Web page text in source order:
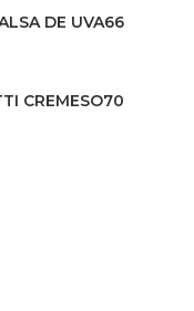
DE UVA66
CREMESO70